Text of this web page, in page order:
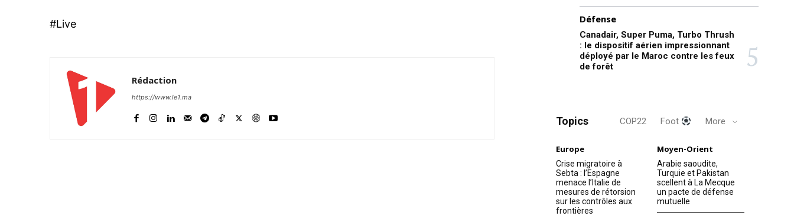
#Live
Rédaction
https://www.le1.ma
Défense
Canadair, Super Puma, Turbo Thrush
: le dispositif aérien impressionnant
déployé par le Maroc contre les feux
de forêt
Topics COP22 Foot More
Europe
Crise migratoire à
Sebta : l’Espagne
menace l’Italie de
mesures de rétorsion
sur les contrôles aux
frontières
Moyen-Orient
Arabie saoudite,
Turquie et Pakistan
scellent à La Mecque
un pacte de défense
mutuelle